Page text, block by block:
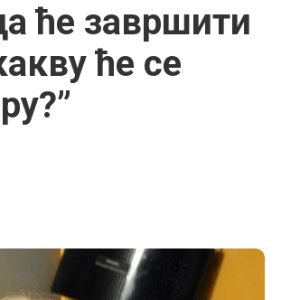
ће завршити
ће се